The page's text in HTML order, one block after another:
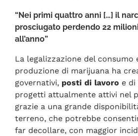
“Nei primi quattro anni […] il
prosciugato perdendo 22
all’anno”
La legalizzazione del consumo
produzione di marijuana ha
governativi, posti di lavoro e di
progetti attualmente attivi nel
grazie a una grande
terreno, che potrebbe
far decollare, con maggior